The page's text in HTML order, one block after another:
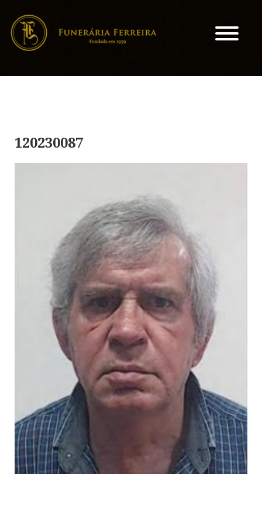
120230087